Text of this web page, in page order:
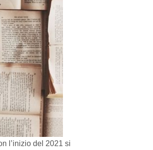
l’inizio del 2021 si